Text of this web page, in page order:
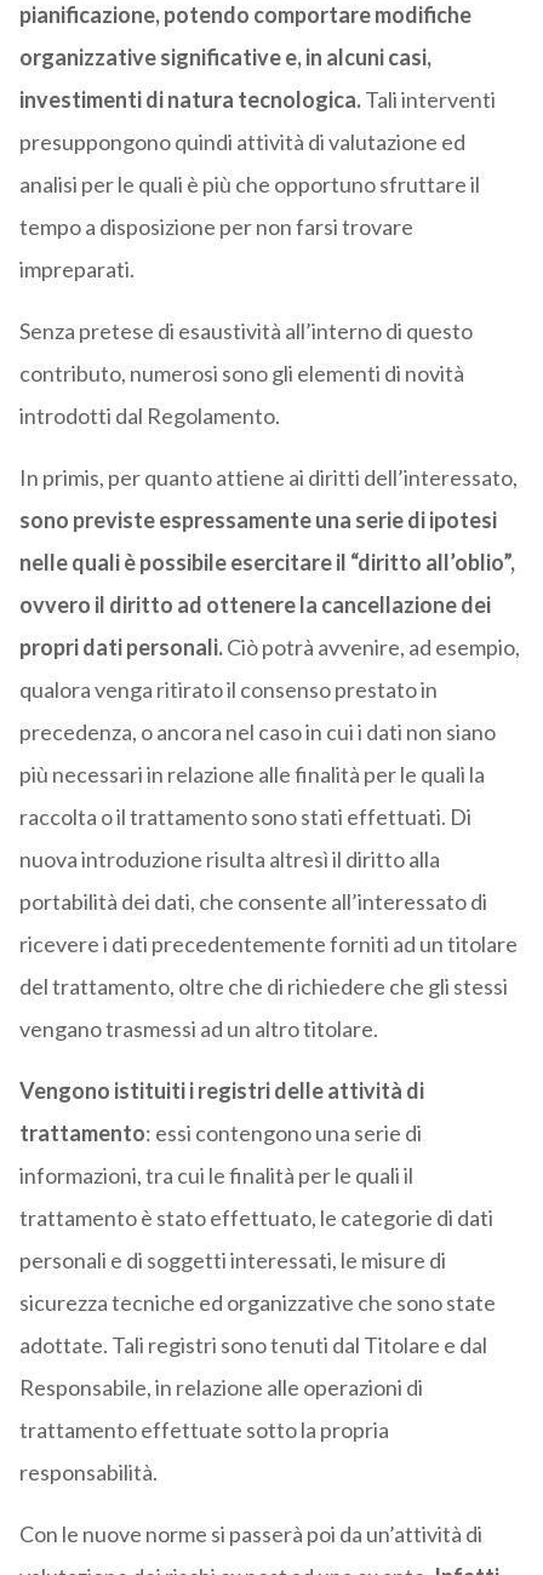
pianificazione, potendo comportare modifiche
organizzative significative e, in alcuni casi,
investimenti di natura tecnologica.Tali interventi
presuppongono quindi attività di valutazione ed
analisi per le quali è più che opportuno sfruttare il
tempo a disposizione per non farsi trovare
impreparati.
Senza pretese di esaustività all’interno di questo
contributo, numerosi sono gli elementi di novità
introdotti dal Regolamento.
In primis, per quanto attiene ai diritti dell’interessato,
sono previste espressamente una serie di ipotesi
nelle quali è possibile esercitare il “diritto all’oblio”,
ovvero il diritto ad ottenere la cancellazione dei
propri dati personali.Ciò potrà avvenire, ad esempio,
qualora venga ritirato il consenso prestato in
precedenza, o ancora nel caso in cui i dati non siano
più necessari in relazione alle finalità per le quali la
raccolta o il trattamento sono stati effettuati. Di
nuova introduzione risulta altresì il diritto alla
portabilità dei dati, che consente all’interessato di
ricevere i dati precedentemente forniti ad un titolare
del trattamento, oltre che di richiedere che gli stessi
vengano trasmessi ad un altro titolare.
Vengono istituiti i registri delle attività di
trattamento: essi contengono una serie di
informazioni, tra cui le finalità per le quali il
trattamento è stato effettuato, le categorie di dati
personali e di soggetti interessati, le misure di
sicurezza tecniche ed organizzative che sono state
adottate. Tali registri sono tenuti dal Titolare e dal
Responsabile, in relazione alle operazioni di
trattamento effettuate sotto la propria
responsabilità.
Con le nuove norme si passerà poi da un’attività di